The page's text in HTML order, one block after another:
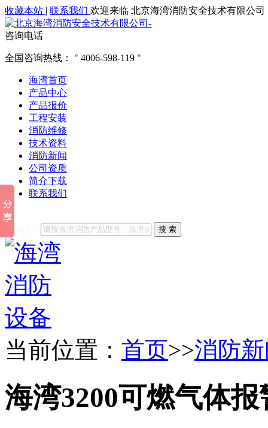
收藏本站 | 联系我们 欢迎来临 北京海湾消防安全技术有限公司
咨询电话
全国咨询热线： 4006-598-119
海湾首页
产品中心
产品报价
工程安装
消防维修
技术资料
消防新闻
公司资质
简介下载
联系我们
他们都在搜索:
搜 索
当前位置： 首页>>消防
海湾3200可燃气体